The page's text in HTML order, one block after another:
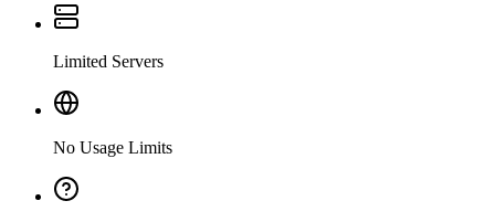
Limited Servers
No Usage Limits